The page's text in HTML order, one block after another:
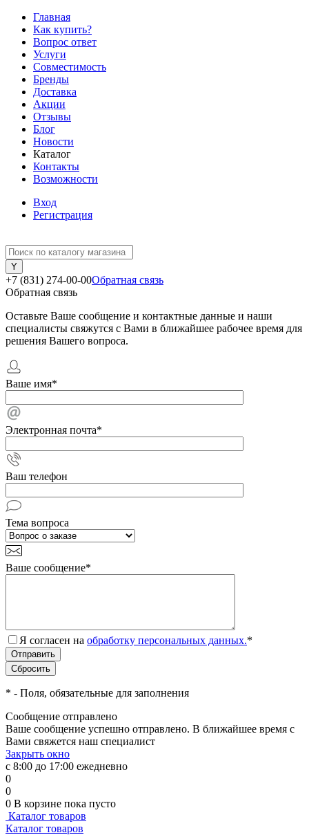
Главная
Как купить?
Вопрос ответ
Услуги
Совместимость
Бренды
Доставка
Акции
Отзывы
Блог
Новости
Каталог
Контакты
Возможности
Вход
Регистрация
+7 (831) 274-00-00Обратная связь
Обратная связь
Оставьте Ваше сообщение и контактные данные и наши
специалисты свяжутся с Вами в ближайшее рабочее время для
решения Вашего вопроса.
Ваше имя*
Электронная почта*
Ваш телефон
Тема вопроса
Ваше сообщение*
Я согласен на обработку персональных данных.*
* - Поля, обязательные для заполнения
Сообщение отправлено
Ваше сообщение успешно отправлено. В ближайшее время с
Вами свяжется наш специалист
Закрыть окно
с 8:00 до 17:00 ежедневно
0
0
0 В корзине пока пусто
Каталог товаров
Каталог товаров